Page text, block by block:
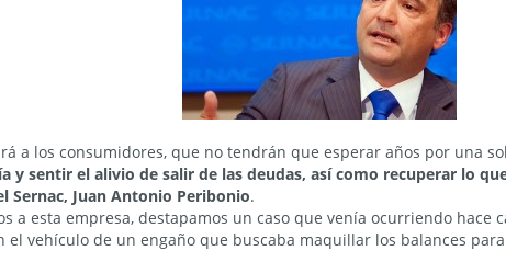
a los consumidores, que no tendrán que esperar años por una
y sentir el alivio de salir de las deudas, así como recuperar lo
Sernac, Juan Antonio Peribonio.
a esta empresa, destapamos un caso que venía ocurriendo hace
el vehículo de un engaño que buscaba maquillar los balances